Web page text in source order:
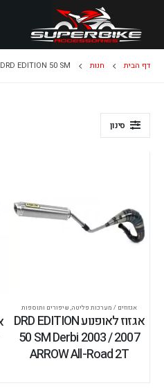
דף הבית חנות DRD EDITION 50 SM
סינון
אגזוזים / מערכות פליטה, שיפורים ותוספות
אגזוז לאופנוע DRD EDITION
50 SM Derbi 2003 / 2007
ARROW All-Road 2T